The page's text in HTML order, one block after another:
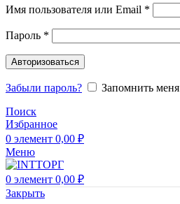
Имя пользователя или Email *
Пароль *
Авторизоваться
Забыли пароль?
Запомнить меня
Поиск
Избранное
0 элемент 0,00 ₽
Меню
0 элемент 0,00 ₽
Закрыть